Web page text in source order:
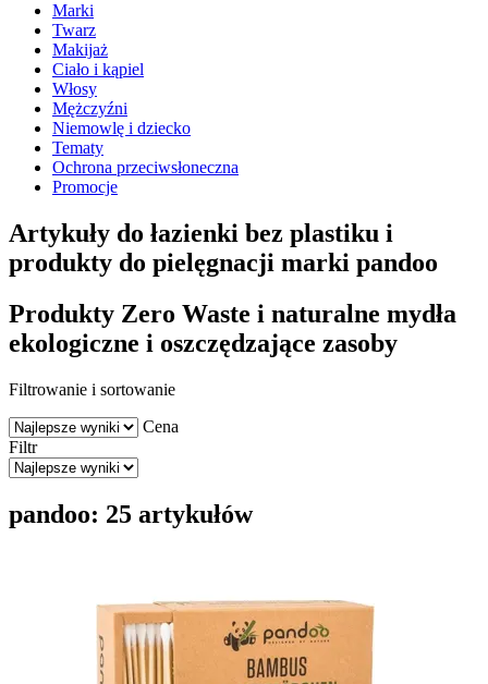
Marki
Twarz
Makijaż
Ciało i kąpiel
Włosy
Mężczyźni
Niemowlę i dziecko
Tematy
Ochrona przeciwsłoneczna
Promocje
Artykuły do łazienki bez plastiku i
produkty do pielęgnacji marki pandoo
Produkty Zero Waste i naturalne mydła
ekologiczne i oszczędzające zasoby
Filtrowanie i sortowanie
Cena
Filtr
pandoo: 25 artykułów